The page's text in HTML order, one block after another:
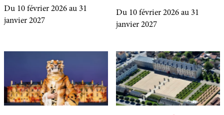
Du 10 février 2026 au 31
janvier 2027
Du 10 février 2026 au 31
janvier 2027